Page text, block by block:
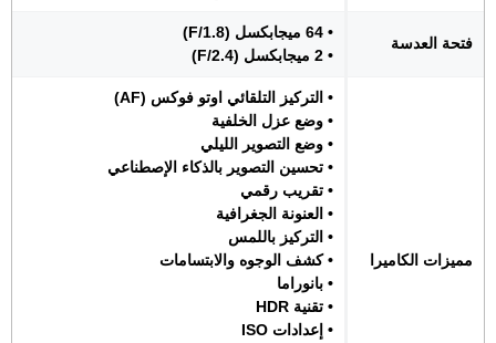
فتحة العدسة
• 64 ميجابكسل (F/1.8)
• 2 ميجابكسل (F/2.4)
مميزات الكاميرا
• التركيز التلقائي اوتو فوكس (AF)
• وضع عزل الخلفية
• وضع التصوير الليلي
• تحسين التصوير بالذكاء الإصطناعي
• تقريب رقمي
• العنونة الجغرافية
• التركيز باللمس
• كشف الوجوه والابتسامات
• بانوراما
• تقنية HDR
• إعدادات ISO